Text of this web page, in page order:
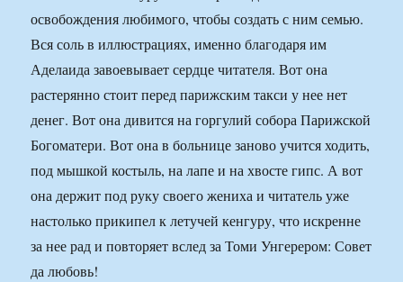
освобождения любимого, чтобы создать с ним семью.
Вся соль в иллюстрациях, именно благодаря им
Аделаида завоевывает сердце читателя. Вот она
растерянно стоит перед парижским такси у нее нет
денег. Вот она дивится на горгулий собора Парижской
Богоматери. Вот она в больнице заново учится ходить,
под мышкой костыль, на лапе и на хвосте гипс. А вот
она держит под руку своего жениха и читатель уже
настолько прикипел к летучей кенгуру, что искренне
за нее рад и повторяет вслед за Томи Унгерером: Совет
да любовь!